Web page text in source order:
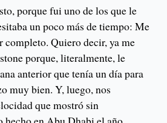
porque fui uno de los que le
un poco más de tiempo: Me
completo. Quiero decir, ya me
porque, literalmente, le
anterior que tenía un día para
muy bien. Y, luego, nos
que mostró sin